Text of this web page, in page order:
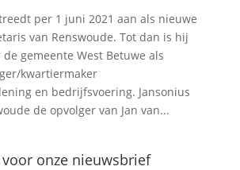
per 1 juni 2021 aan als nieuwe
van Renswoude. Tot dan is hij
gemeente West Betuwe als
kwartiermaker
en bedrijfsvoering. Jansonius
de opvolger van Jan van...
onze nieuwsbrief